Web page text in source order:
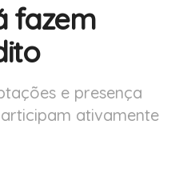
fazem
e presença
ativamente